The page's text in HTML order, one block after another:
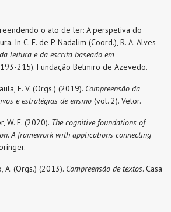
o ato de ler: A perspetiva do
In C. F. de P. Nadalim (Coord.), R. A. Alves
leitura e da escrita baseado em
215). Fundação Belmiro de Azevedo.
F. V. (Orgs.) (2019). Compreensão da
e estratégias de ensino (vol. 2). Vetor.
W. E. (2020). The cognitive foundations of
A framework with applications connecting
A. (Orgs.) (2013). Compreensão de textos. Casa